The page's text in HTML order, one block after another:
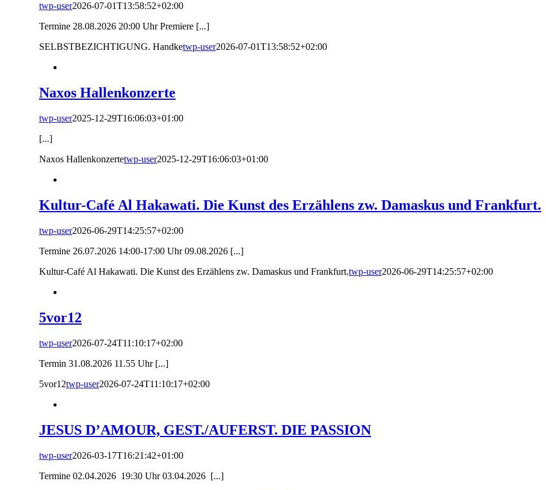
twp-user2026-07-01T13:58:52+02:00
Termine 28.08.2026 20:00 Uhr Premiere [...]
SELBSTBEZICHTIGUNG. Handketwp-user2026-07-01T13:58:52+02:00
Naxos Hallenkonzerte
twp-user2025-12-29T16:06:03+01:00
[...]
Naxos Hallenkonzertetwp-user2025-12-29T16:06:03+01:00
Kultur-Café Al Hakawati. Die Kunst des Erzählens zw. Damaskus und Frankfurt.
twp-user2026-06-29T14:25:57+02:00
Termine 26.07.2026 14:00-17:00 Uhr 09.08.2026 [...]
Kultur-Café Al Hakawati. Die Kunst des Erzählens zw. Damaskus und Frankfurt.twp-user2026-06-29T14:25:57+02:00
5vor12
twp-user2026-07-24T11:10:17+02:00
Termin 31.08.2026 11.55 Uhr [...]
5vor12twp-user2026-07-24T11:10:17+02:00
JESUS D’AMOUR, GEST./AUFERST. DIE PASSION
twp-user2026-03-17T16:21:42+01:00
Termine 02.04.2026 19:30 Uhr 03.04.2026 [...]